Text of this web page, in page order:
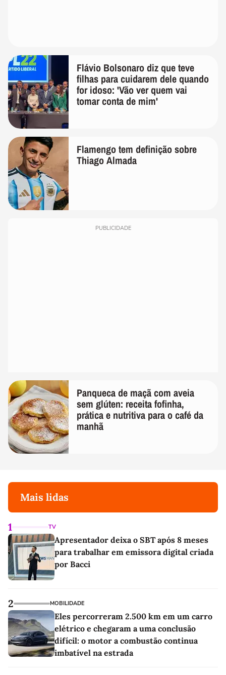
Flávio Bolsonaro diz que teve
filhas para cuidarem dele quando
for idoso: 'Vão ver quem vai
tomar conta de mim'
Flamengo tem definição sobre
Thiago Almada
PUBLICIDADE
Panqueca de maçã com aveia
sem glúten: receita fofinha,
prática e nutritiva para o café da
manhã
Mais lidas
1 TV
Apresentador deixa o SBT após 8 meses
para trabalhar em emissora digital criada
por Bacci
2 MOBILIDADE
Eles percorreram 2.500 km em um carro
elétrico e chegaram a uma conclusão
difícil: o motor a combustão continua
imbatível na estrada